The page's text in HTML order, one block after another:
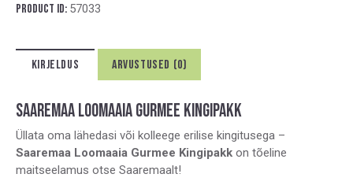
Product ID: 57033
KIRJELDUS ARVUSTUSED (0)
SAAREMAA LOOMAAIA GURMEE KINGIPAKK
Üllata oma lähedasi või kolleege erilise kingitusega –
Saaremaa Loomaaia Gurmee Kingipakk on tõeline
maitseelamus otse Saaremaalt!